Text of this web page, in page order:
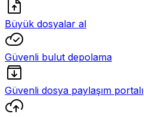
Büyük dosyalar al
Güvenli bulut depolama
Güvenli dosya paylaşım portalı